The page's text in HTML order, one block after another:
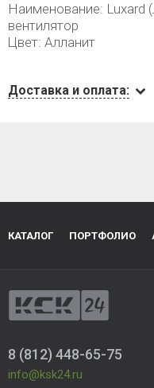
Наименование: Luxard
вентилятор
Цвет: Алланит
Доставка и оплата:
КАТАЛОГ ПОРТФОЛИО
8 (812) 448-65-75
info@ksk24.ru